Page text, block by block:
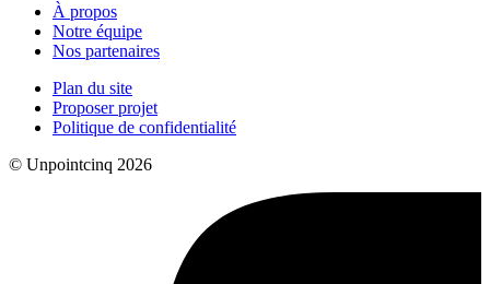
À propos
Notre équipe
Nos partenaires
Plan du site
Proposer projet
Politique de confidentialité
© Unpointcinq 2026